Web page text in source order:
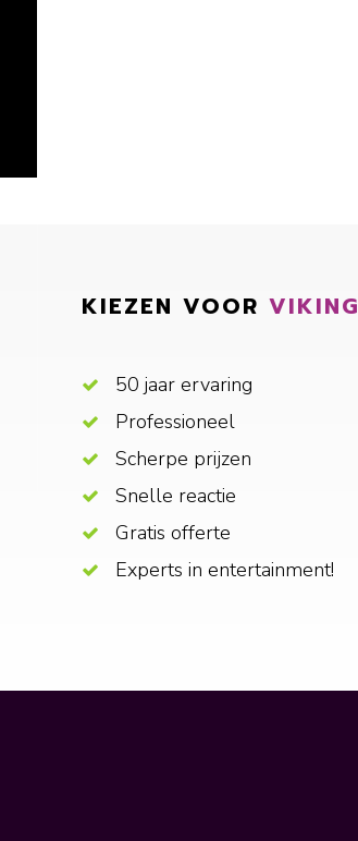
KIEZEN VOOR VIKING
50 jaar ervaring
Professioneel
Scherpe prijzen
Snelle reactie
Gratis offerte
Experts in entertainment!